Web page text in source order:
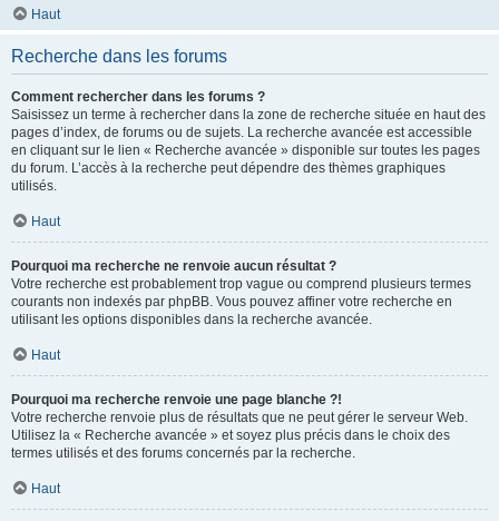
Haut
Recherche dans les forums
Comment rechercher dans les forums ?
Saisissez un terme à rechercher dans la zone de recherche située en haut des
pages d’index, de forums ou de sujets. La recherche avancée est accessible
en cliquant sur le lien « Recherche avancée » disponible sur toutes les pages
du forum. L’accès à la recherche peut dépendre des thèmes graphiques
utilisés.
Haut
Pourquoi ma recherche ne renvoie aucun résultat ?
Votre recherche est probablement trop vague ou comprend plusieurs termes
courants non indexés par phpBB. Vous pouvez affiner votre recherche en
utilisant les options disponibles dans la recherche avancée.
Haut
Pourquoi ma recherche renvoie une page blanche ?!
Votre recherche renvoie plus de résultats que ne peut gérer le serveur Web.
Utilisez la « Recherche avancée » et soyez plus précis dans le choix des
termes utilisés et des forums concernés par la recherche.
Haut